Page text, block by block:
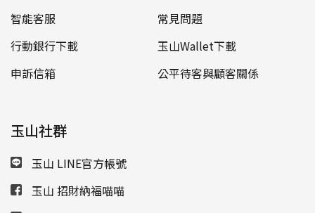
智能客服
常見問題
行動銀行下載
玉山Wallet下載
申訴信箱
公平待客與顧客關係
玉山社群
玉山 LINE官方帳號
玉山 招財納福喵喵